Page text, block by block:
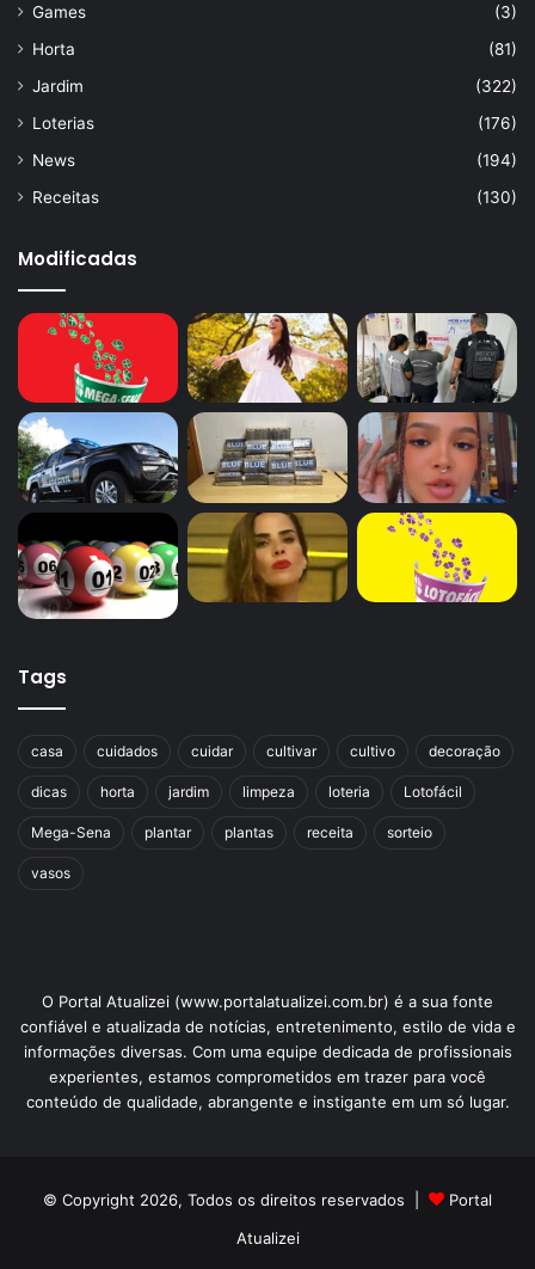
Games
(3)
Horta
(81)
Jardim
(322)
Loterias
(176)
News
(194)
Receitas
(130)
Modificadas
Tags
casa cuidados cuidar cultivar cultivo decoração
dicas horta jardim limpeza loteria Lotofácil
Mega-Sena plantar plantas receita sorteio
vasos
O Portal Atualizei (www.portalatualizei.com.br) é a sua fonte
confiável e atualizada de notícias, entretenimento, estilo de vida e
informações diversas. Com uma equipe dedicada de profissionais
experientes, estamos comprometidos em trazer para você
conteúdo de qualidade, abrangente e instigante em um só lugar.
© Copyright 2026, Todos os direitos reservados |
Portal
Atualizei